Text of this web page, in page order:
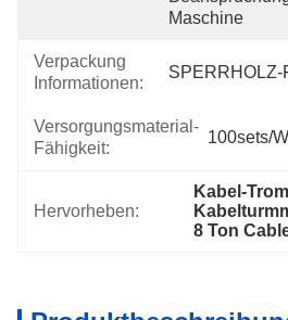
Maschine
Verpackung
Informationen:
SPERRHOLZ-
Versorgungsmaterial-
Fähigkeit:
100sets/
Hervorheben:
Kabel-
8 Ton